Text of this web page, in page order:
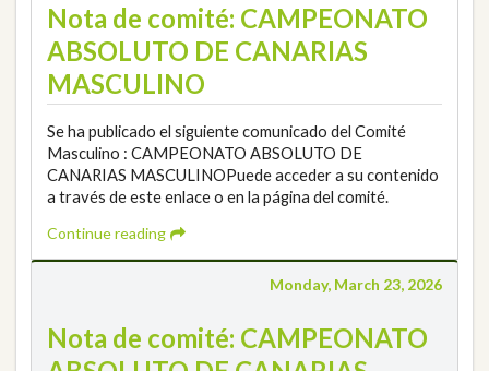
Nota de comité: CAMPEONATO
ABSOLUTO DE CANARIAS
MASCULINO
Se ha publicado el siguiente comunicado del Comité
Masculino : CAMPEONATO ABSOLUTO DE
CANARIAS MASCULINOPuede acceder a su contenido
a través de este enlace o en la página del comité.
Continue reading
Monday, March 23, 2026
Nota de comité: CAMPEONATO